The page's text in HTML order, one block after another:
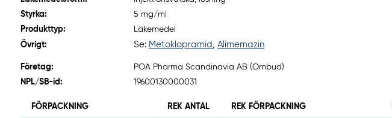
Styrka:
5 mg/ml
Produkttyp:
Läkemedel
Övrigt:
Se: Metoklopramid , Alimemazin
Företag:
POA Pharma Scandinavia AB (Ombud)
NPL/SB-id:
19600130000031
FÖRPACKNING REK ANTAL REK FÖRPACKNING